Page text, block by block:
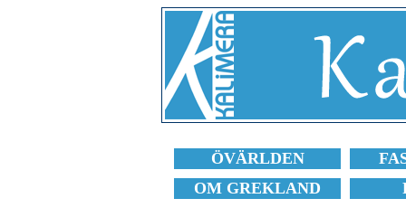
ÖVÄRLDEN
OM GREKLAND